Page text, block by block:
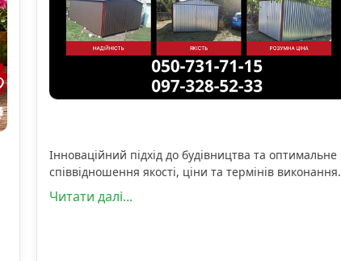
Інноваційний підхід до будівництва та оптимальне
співвідношення якості, ціни та термінів виконання.
Читати далі...